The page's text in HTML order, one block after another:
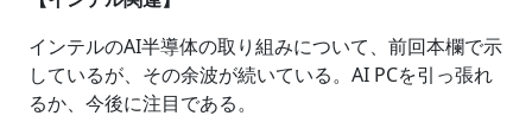
インテルのAI半導体の取り組みについて、前回本欄で示
しているが、その余波が続いている。AI PCを引っ張れ
るか、今後に注目である。